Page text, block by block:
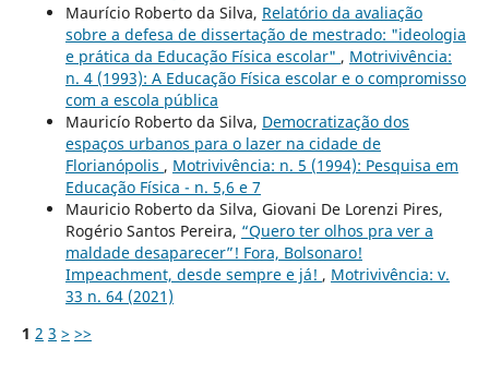
Maurício Roberto da Silva, Relatório da avaliação
sobre a defesa de dissertação de mestrado: "ideologia
e prática da Educação Física escolar" , Motrivivência:
n. 4 (1993): A Educação Física escolar e o compromisso
com a escola pública
Mauricío Roberto da Silva, Democratização dos
espaços urbanos para o lazer na cidade de
Florianópolis , Motrivivência: n. 5 (1994): Pesquisa em
Educação Física - n. 5,6 e 7
Mauricio Roberto da Silva, Giovani De Lorenzi Pires,
Rogério Santos Pereira, “Quero ter olhos pra ver a
maldade desaparecer”! Fora, Bolsonaro!
Impeachment, desde sempre e já! , Motrivivência: v.
33 n. 64 (2021)
1 2 3 > >>